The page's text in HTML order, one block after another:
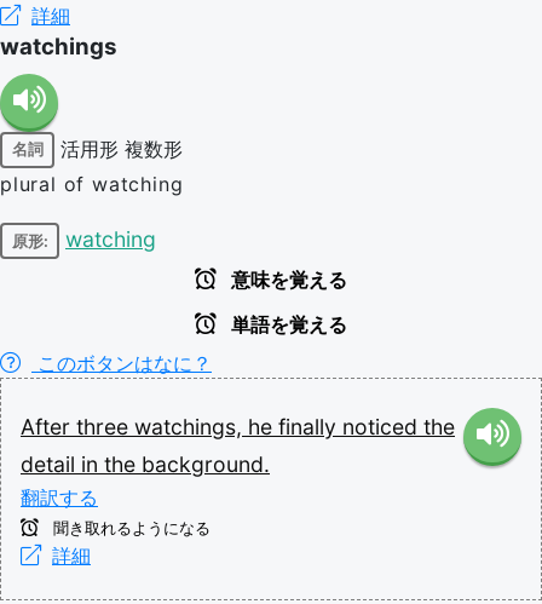
詳細
watchings
名詞 活用形 複数形
plural of watching
原形: watching
意味を覚える
単語を覚える
このボタンはなに？
After three watchings, he finally noticed the
detail in the background.
翻訳する
聞き取れるようになる
詳細